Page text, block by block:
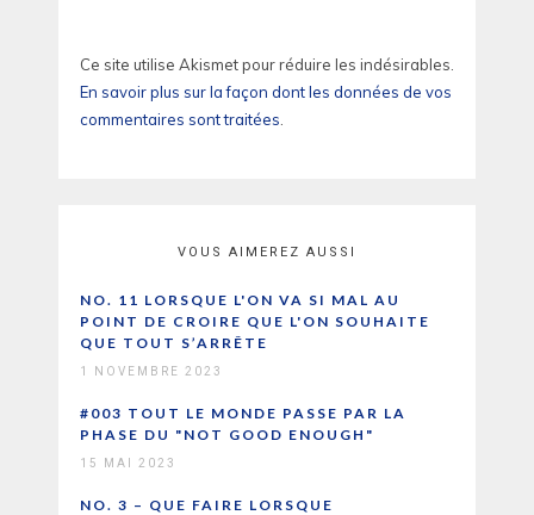
Ce site utilise Akismet pour réduire les indésirables.
En savoir plus sur la façon dont les données de vos
commentaires sont traitées.
VOUS AIMEREZ AUSSI
NO. 11 LORSQUE L'ON VA SI MAL AU
POINT DE CROIRE QUE L'ON SOUHAITE
QUE TOUT S’ARRÊTE
1 NOVEMBRE 2023
#003 TOUT LE MONDE PASSE PAR LA
PHASE DU "NOT GOOD ENOUGH"
15 MAI 2023
NO. 3 – QUE FAIRE LORSQUE